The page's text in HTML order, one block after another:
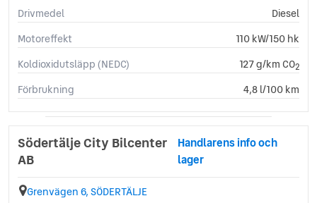
Parkeringssensorer (bak)
Drivmedel
Diesel
Motoreffekt
110 kW/150 hk
Koldioxidutsläpp (NEDC)
127 g/km CO2
Förbrukning 4,8 l/100 km
Södertälje City Bilcenter
AB
Handlarens info och
lager
Grenvägen 6, SÖDERTÄLJE